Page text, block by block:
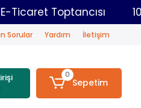
Nesil E-Ticaret
Sorular Yardım İletişim
0
Sepetim